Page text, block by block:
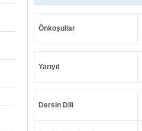
Önkoşullar
Yarıyıl
Dersin Dili